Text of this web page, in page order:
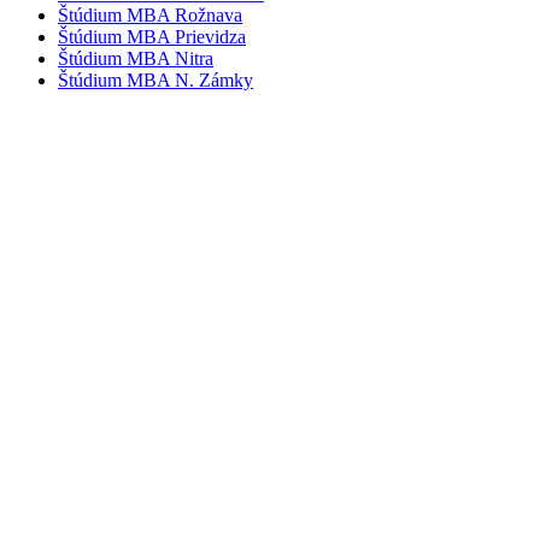
Štúdium MBA Rožnava
Štúdium MBA Prievidza
Štúdium MBA Nitra
Štúdium MBA N. Zámky